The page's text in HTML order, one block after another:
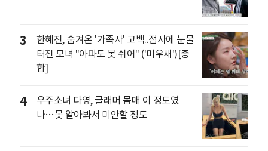
3
한혜진, 숨겨온 '가족사' 고백..점사에 눈물
터진 모녀 "아파도 못 쉬어" ('미우새')[종
합]
4
우주소녀 다영, 글래머 몸매 이 정도였
나…못 알아봐서 미안할 정도